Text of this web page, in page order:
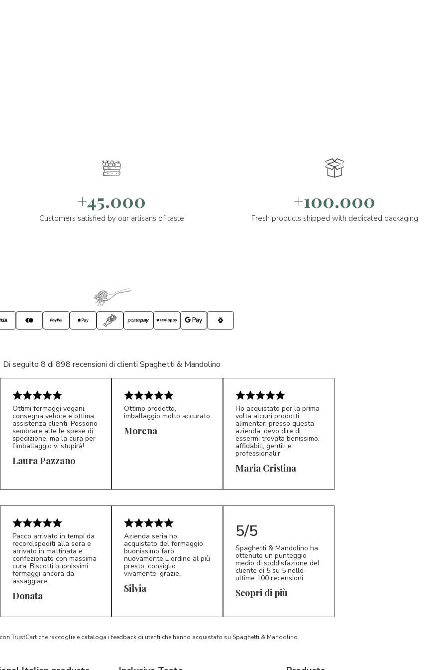
+45.000
Customers satisfied by our artisans of taste
+100.000
Fresh products shipped with dedicated packaging
Di seguito 8 di 898 recensioni di clienti Spaghetti & Mandolino
LP 5/5
Ottimi formaggi vegani,
consegna veloce e ottima
assistenza clienti. Possono
sembrare alte le spese di
spedizione, ma la cura per
l’imballaggio vi stupirà!
Laura Pazzano
Ottimo prodotto,
imballaggio molto accurato
Morena
MC 5/5
Ho acquistato per la prima
volta alcuni prodotti
alimentari presso questa
azienda, devo dire di
essermi trovata benissimo,
affidabili, gentili e
professionali.r
Maria Cristina
D*
Pacco arrivato in tempi da
record,spediti alla sera e
arrivato in mattinata e
confezionato con massima
cura. Biscotti buonissimi
formaggi ancora da
assaggiare.
Donata S*
Azienda seria ho
acquistato del formaggio
buonissimo farò
nuovamente L ordine al più
presto, consiglio
vivamente, grazie.
Silvia
5/5
Spaghetti & Mandolino ha
ottenuto un punteggio
medio di soddisfazione del
cliente di 5 su 5 nelle
ultime 100 recensioni
Scopri di più
TrustCart che raccoglie e cataloga i feedback di utenti che hanno acquistato su Spaghetti & Mandolino